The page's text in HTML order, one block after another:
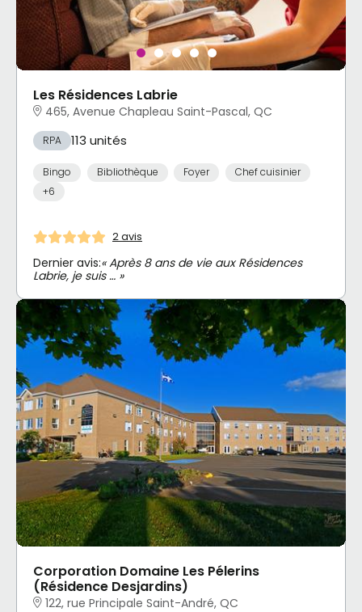
Les Résidences Labrie
465, Avenue Chapleau Saint-Pascal, QC
RPA 113 unités
Bingo Bibliothèque Foyer
Chef cuisinier
+6
2 avis
Dernier avis:« Après 8 ans de vie aux Résidences
Labrie, je suis … »
Corporation Domaine Les Pélerins
(Résidence Desjardins)
122, rue Principale Saint-André, QC